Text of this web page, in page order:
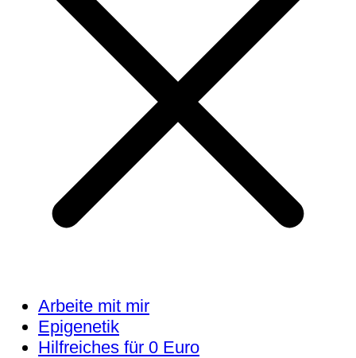
Arbeite mit mir
Epigenetik
Hilfreiches für 0 Euro